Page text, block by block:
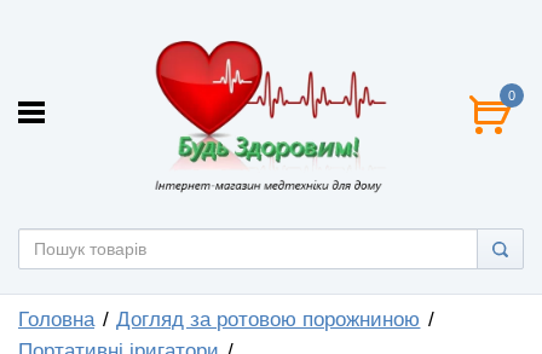
0
Головна
Догляд за ротовою порожниною